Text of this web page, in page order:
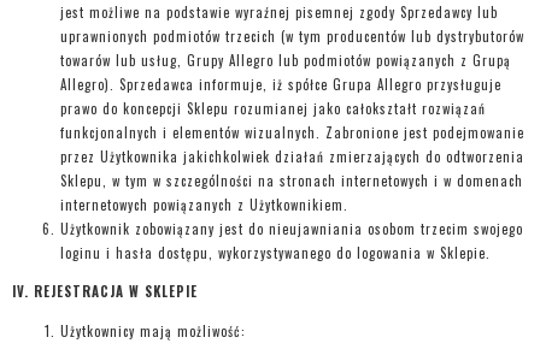
jest możliwe na podstawie wyraźnej pisemnej zgody Sprzedawcy lub
uprawnionych podmiotów trzecich (w tym producentów lub dystrybutorów
towarów lub usług, Grupy Allegro lub podmiotów powiązanych z Grupą
Allegro). Sprzedawca informuje, iż spółce Grupa Allegro przysługuje
prawo do koncepcji Sklepu rozumianej jako całokształt rozwiązań
funkcjonalnych i elementów wizualnych. Zabronione jest podejmowanie
przez Użytkownika jakichkolwiek działań zmierzających do odtworzenia
Sklepu, w tym w szczególności na stronach internetowych i w domenach
internetowych powiązanych z Użytkownikiem.
Użytkownik zobowiązany jest do nieujawniania osobom trzecim swojego
loginu i hasła dostępu, wykorzystywanego do logowania w Sklepie.
IV. REJESTRACJA W SKLEPIE
Użytkownicy mają możliwość: